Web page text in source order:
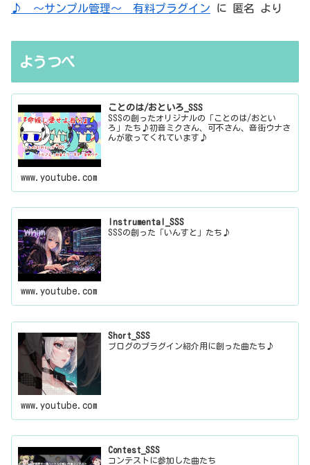
♪ ～サンプル管理～ 有料プラグイン に 匿名 より
ようつべ
ことのは/おといろ_SSS
SSSの創ったオリジナルの「ことのは/おとい
ろ」たち♪初音ミクさん、可不さん、音街ウナさ
んが歌ってくれています♪
www.youtube.com
Instrumental_SSS
SSSの創った「いんすと」たち♪
www.youtube.com
Short_SSS
ブログのプラグイン紹介用に創った曲たち♪
www.youtube.com
Contest_SSS
コンテストに参加した曲たち